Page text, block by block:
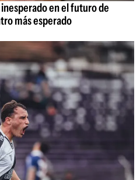
en el futuro de
más esperado